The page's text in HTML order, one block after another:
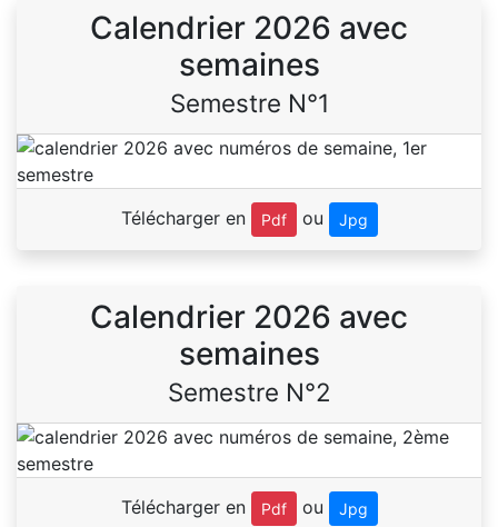
Calendrier 2026 avec
semaines
Semestre N°1
Télécharger en Pdf ou Jpg
Calendrier 2026 avec
semaines
Semestre N°2
Télécharger en Pdf ou Jpg